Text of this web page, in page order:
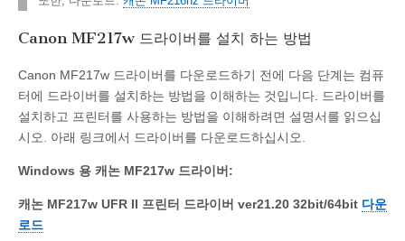
Canon MF217w 드라이버를 설치 하는 방법
Canon MF217w 드라이버를 다운로드하기 전에 다음 단계는 컴퓨
터에 드라이버를 설치하는 방법을 이해하는 것입니다. 드라이버를
설치하고 프린터를 사용하는 방법을 이해하려면 설명서를 읽으십
시오. 아래 링크에서 드라이버를 다운로드하십시오.
Windows 용 캐논 MF217w 드라이버:
캐논 MF217w UFR II 프린터 드라이버 ver21.20 32bit/64bit 다운
로드